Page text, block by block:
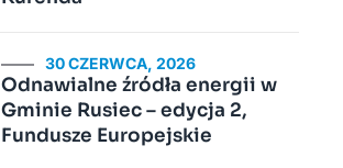
30 CZERWCA, 2026
Odnawialne źródła energii w
Gminie Rusiec – edycja 2,
Fundusze Europejskie